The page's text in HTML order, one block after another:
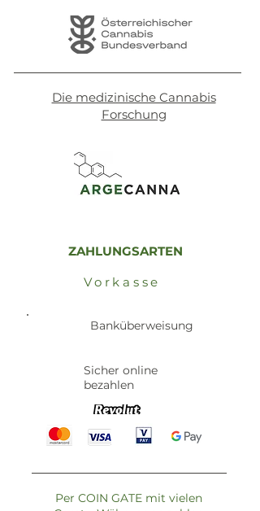
Die medizinische Cannabis
Forschung
ZAHLUNGSARTEN
Vorkasse
Banküberweisung
Sicher online
bezahlen
Per COIN GATE mit vielen